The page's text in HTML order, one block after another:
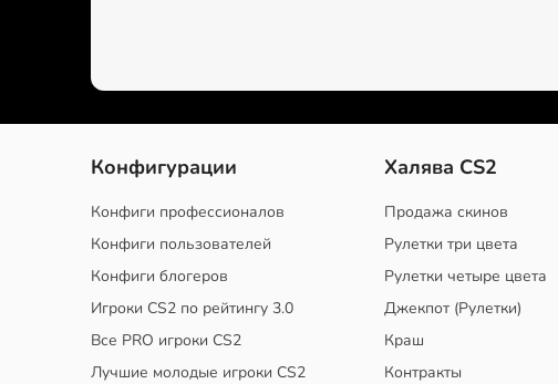
Конфигурации
Конфиги профессионалов
Конфиги пользователей
Конфиги блогеров
Игроки CS2 по рейтингу 3.0
Все PRO игроки CS2
Лучшие молодые игроки CS2
Халява CS2
Продажа скинов
Рулетки три цвета
Рулетки четыре цвета
Джекпот (Рулетки)
Краш
Контракты